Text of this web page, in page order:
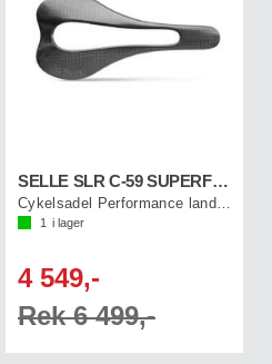
SELLE SLR C-59 SUPERFLOW Svart S3
Cykelsadel Performance landsväg
1 i lager
4 549,-
Rek 6 499,-